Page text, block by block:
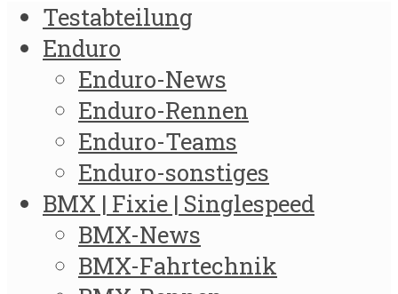
Testabteilung
Enduro
Enduro-News
Enduro-Rennen
Enduro-Teams
Enduro-sonstiges
BMX | Fixie | Singlespeed
BMX-News
BMX-Fahrtechnik